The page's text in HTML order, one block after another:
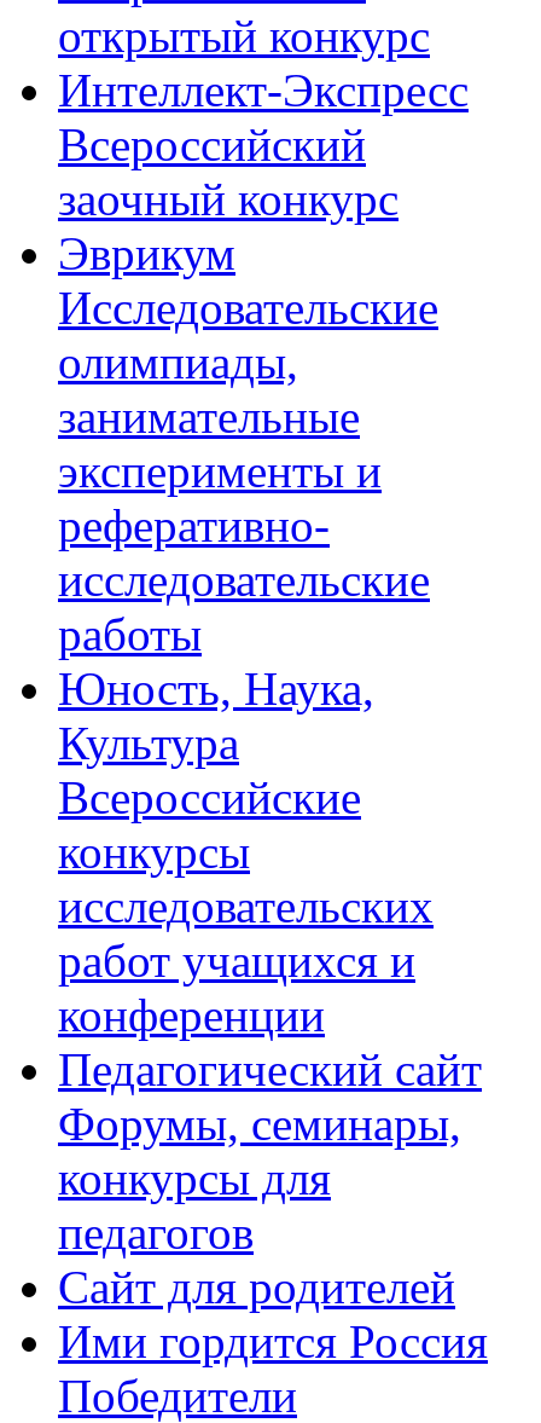
открытый конкурс
Интеллект-Экспресс
Всероссийский
заочный конкурс
Эврикум
Исследовательские
олимпиады,
занимательные
эксперименты и
реферативно-
исследовательские
работы
Юность, Наука,
Культура
Всероссийские
конкурсы
исследовательских
работ учащихся и
конференции
Педагогический сайт
Форумы, семинары,
конкурсы для
педагогов
Сайт для родителей
Ими гордится Россия
Победители
лучшие
дальнейшего
продвижения.
Торжественное
закрытие
оставит
равнодушным
участников,
организаторов,